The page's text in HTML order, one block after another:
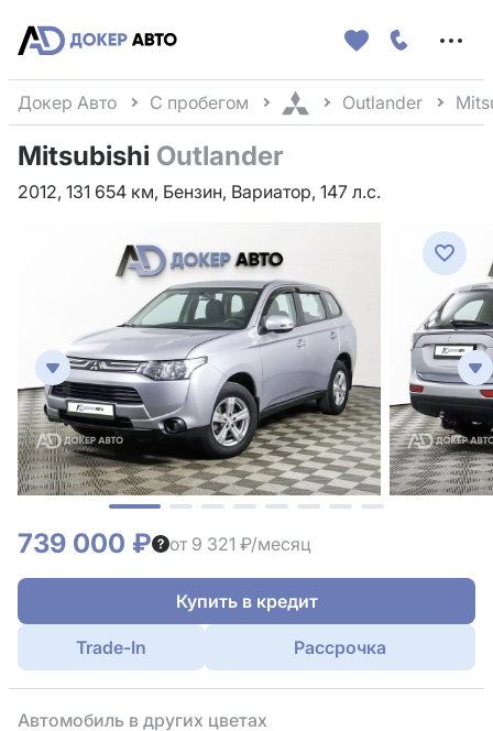
Докер Авто С пробегом Outlander
Mitsubishi Outlander
2012, 131 654 км, Бензин, Вариатор, 147 л.с.
739 000 ₽ от 9 321 ₽/месяц
Купить в кредит
Trade-In Рассрочка
Автомобиль в других цветах